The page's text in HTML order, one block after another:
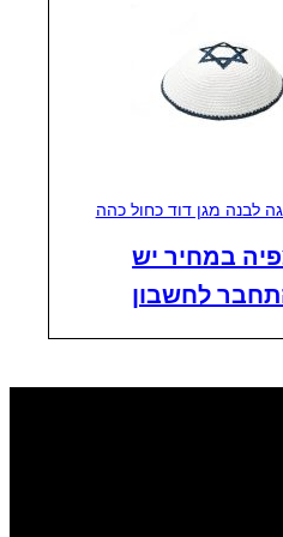
לבנה מגן דוד כחול כהה
במחיר יש
לחשבון